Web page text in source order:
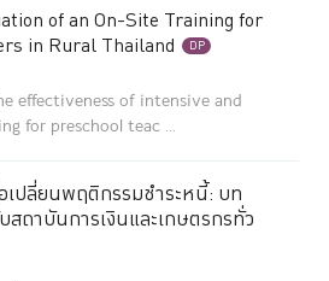
of an On-Site Training for
in Rural Thailand
DP
effectiveness of intensive and
for preschool teac ...
เปลี่ยนพฤติกรรมชำระหนี้: บท
สถาบันการเงินและเกษตรกรทั่ว